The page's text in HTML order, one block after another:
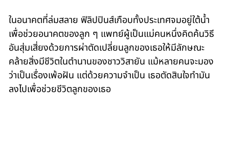
ในอนาคตที่ล่มสลาย ฟิลิปปินส์เกือบทั้งประเทศจมอยู่ใต้น้ำ
เพื่อช่วยอนาคตของลูก ๆ แพทย์ผู้เป็นแม่คนหนึ่งคิดค้นวิธี
อันสุ่มเสี่ยงด้วยการผ่าตัดเปลี่ยนลูกของเธอให้มีลักษณะ
คล้ายสิ่งมีชีวิตในตำนานของชาววิสายัน แม้หลายคนจะมอง
ว่าเป็นเรื่องเพ้อฝัน แต่ด้วยความจำเป็น เธอตัดสินใจทำมัน
ลงไปเพื่อช่วยชีวิตลูกของเธอ